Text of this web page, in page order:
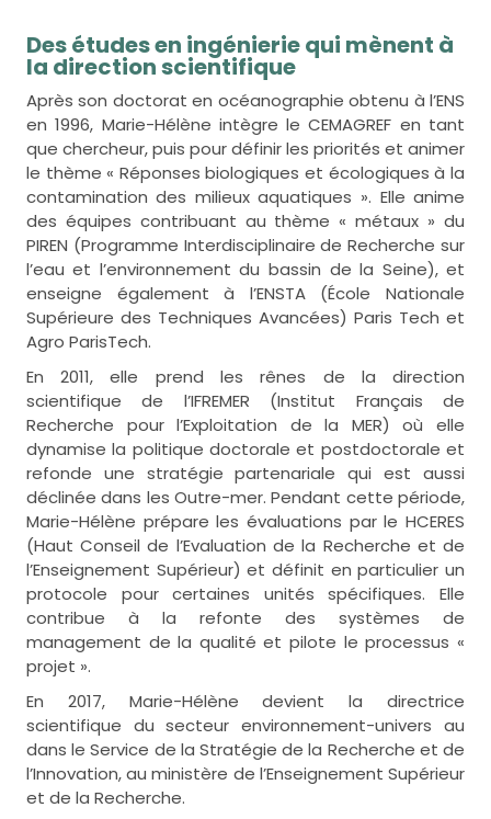
Des études en ingénierie qui mènent à
la direction scientifique
Après son doctorat en océanographie obtenu à l’ENS
en 1996, Marie-Hélène intègre le CEMAGREF en tant
que chercheur, puis pour définir les priorités et animer
le thème « Réponses biologiques et écologiques à la
contamination des milieux aquatiques ». Elle anime
des équipes contribuant au thème « métaux » du
PIREN (Programme Interdisciplinaire de Recherche sur
l’eau et l’environnement du bassin de la Seine), et
enseigne également à l’ENSTA (École Nationale
Supérieure des Techniques Avancées) Paris Tech et
Agro ParisTech.
En 2011, elle prend les rênes de la direction
scientifique de l’IFREMER (Institut Français de
Recherche pour l’Exploitation de la MER) où elle
dynamise la politique doctorale et postdoctorale et
refonde une stratégie partenariale qui est aussi
déclinée dans les Outre-mer. Pendant cette période,
Marie-Hélène prépare les évaluations par le HCERES
(Haut Conseil de l’Evaluation de la Recherche et de
l’Enseignement Supérieur) et définit en particulier un
protocole pour certaines unités spécifiques. Elle
contribue à la refonte des systèmes de
management de la qualité et pilote le processus «
projet ».
En 2017, Marie-Hélène devient la directrice
scientifique du secteur environnement-univers au
dans le Service de la Stratégie de la Recherche et de
l’Innovation, au ministère de l’Enseignement Supérieur
et de la Recherche.